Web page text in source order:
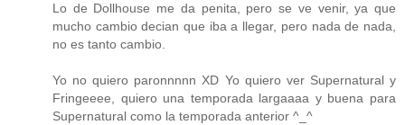
Lo de Dollhouse me da penita, pero se ve venir, ya que
mucho cambio decian que iba a llegar, pero nada de nada,
no es tanto cambio.
Yo no quiero paronnnnn XD Yo quiero ver Supernatural y
Fringeeee, quiero una temporada largaaaa y buena para
Supernatural como la temporada anterior ^_^